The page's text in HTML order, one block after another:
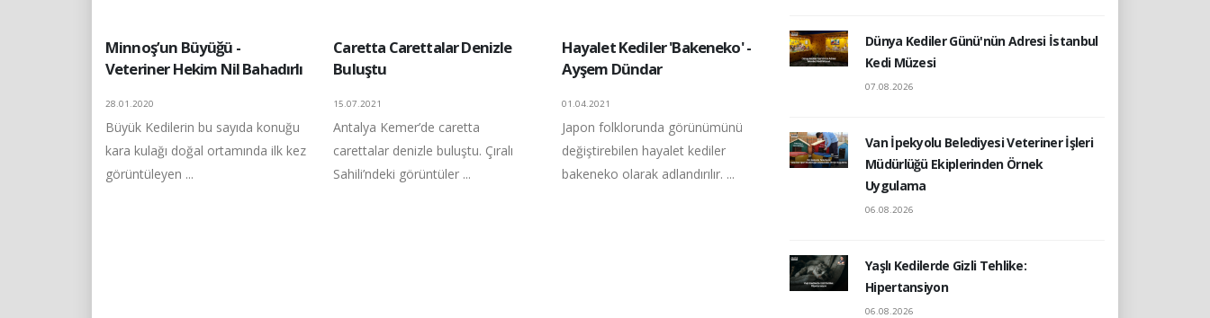
Minnoş’un Büyüğü -
Veteriner Hekim Nil Bahadırlı
28.01.2020
Büyük Kedilerin bu sayıda konuğu
kara kulağı doğal ortamında ilk kez
görüntüleyen ...
Caretta Carettalar Denizle
Buluştu
15.07.2021
Antalya Kemer’de caretta
carettalar denizle buluştu. Çıralı
Sahili’ndeki görüntüler ...
Hayalet Kediler 'Bakeneko' -
Ayşem Dündar
01.04.2021
Japon folklorunda görünümünü
değiştirebilen hayalet kediler
bakeneko olarak adlandırılır. ...
Dünya Kediler Günü'nün Adresi İstanbul
Kedi Müzesi
07.08.2026
Van İpekyolu Belediyesi Veteriner İşleri
Müdürlüğü Ekiplerinden Örnek
Uygulama
06.08.2026
Yaşlı Kedilerde Gizli Tehlike:
Hipertansiyon
06.08.2026